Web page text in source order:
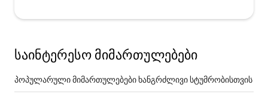
საინტერესო მიმართულებები
პოპულარული მიმართულებები ხანგრძლივი სტუმრობისთვის